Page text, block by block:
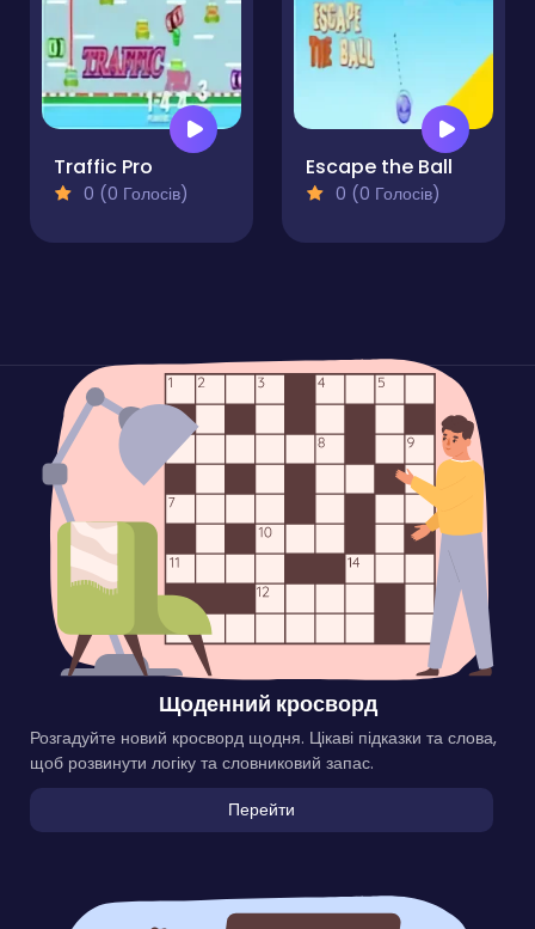
Traffic Pro
0 (0 Голосів)
Escape the Ball
0 (0 Голосів)
Щоденний кросворд
Розгадуйте новий кросворд щодня. Цікаві підказки та слова,
щоб розвинути логіку та словниковий запас.
Перейти